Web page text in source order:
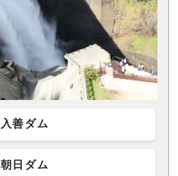
入善ダム
朝日ダム